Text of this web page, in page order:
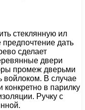
стеклянную ил
дать
сделает
двери
промеж дверьми
войлоком. В случае
в парилку
Ручку с